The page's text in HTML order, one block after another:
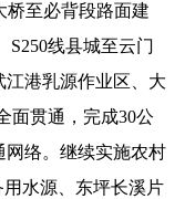
桥至必背段路面建
S250线县城至云门
港乳源作业区、大
面贯通，完成30公
网络。继续实施农村
水源、东坪长溪片